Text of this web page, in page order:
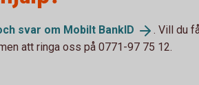
svar om Mobilt BankID
. Vill du
att ringa oss på 0771-97 75 12.